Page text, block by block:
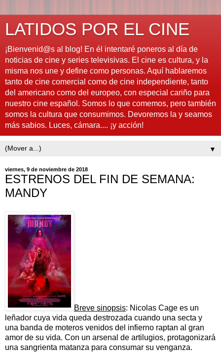
LATIDOS POR EL CINE
¡Bienvenid@s al blog! En él intentaré poneros al día de
noticias de cine y series televisivas. El cine es cultura, y la
misma nos une y define como personas. Aquí hablaremos
tanto de cine comercial como de cine independiente, tanto
del americano como del europeo, con especial cariño para
nuestro cine español. Somos lo que comemos, pero también
somos la cultura que consumimos. Devoremos la y seamos
más sabios. Luces, cámara.... ¡y acción!
▼
viernes, 9 de noviembre de 2018
ESTRENOS DEL FIN DE SEMANA:
MANDY
Breve sinopsis: Nicolas Cage es un
leñador cuya vida queda destrozada cuando una secta y
una banda de moteros venidos del infierno raptan al gran
amor de su vida. Con un arsenal de artilugios, protagonizará
una sangrienta matanza para consumar su venganza.